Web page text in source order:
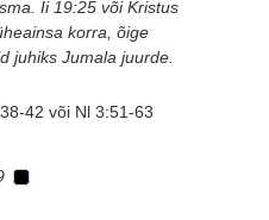
Ii 19:25 või Kristus
korra, õige
juhiks Jumala juurde.
42 või Nl 3:51-63